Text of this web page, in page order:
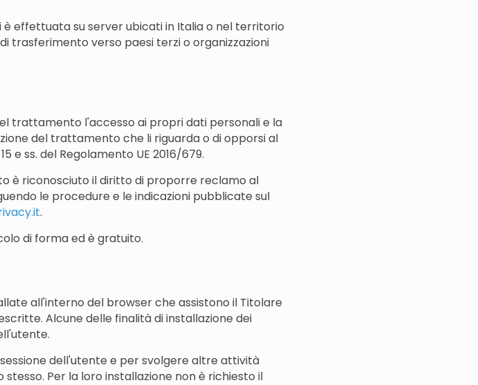
effettuata su server ubicati in Italia o nel territorio
trasferimento verso paesi terzi o organizzazioni
trattamento l'accesso ai propri dati personali e la
del trattamento che li riguarda o di opporsi al
ss. del Regolamento UE 2016/679.
è riconosciuto il diritto di proporre reclamo al
le procedure e le indicazioni pubblicate sul
.
di forma ed è gratuito.
all'interno del browser che assistono il Titolare
Alcune delle finalità di installazione dei
dell'utente e per svolgere altre attività
Per la loro installazione non è richiesto il